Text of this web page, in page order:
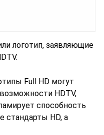
логотип, заявляющие
Full HD могут
HDTV,
способность
стандарты HD, а